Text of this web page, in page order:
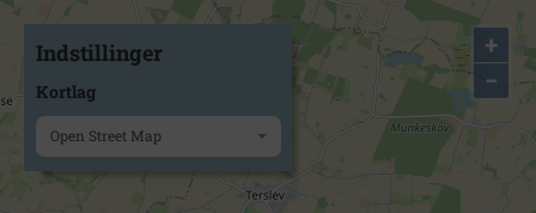
+
−
Indstillinger
Kortlag
Open Street Map